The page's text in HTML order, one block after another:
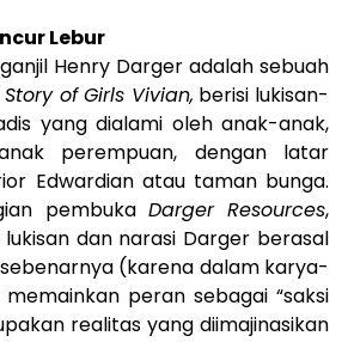
Lebur
Henry Darger adalah sebuah
Story of Girls Vivian, berisi lukisan-
yang dialami oleh anak-anak,
perempuan, dengan latar
Edwardian atau taman bunga.
pembuka Darger Resources,
dan narasi Darger berasal
(karena dalam karya-
peran sebagai “saksi
realitas yang diimajinasikan